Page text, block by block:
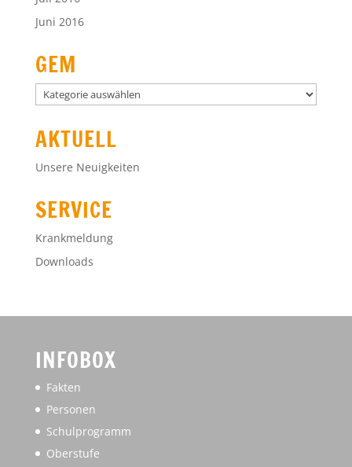
Juni 2016
GEM
GEM
AKTUELL
Unsere Neuigkeiten
SERVICE
Krankmeldung
Downloads
INFOBOX
Fakten
Personen
Schulprogramm
Oberstufe